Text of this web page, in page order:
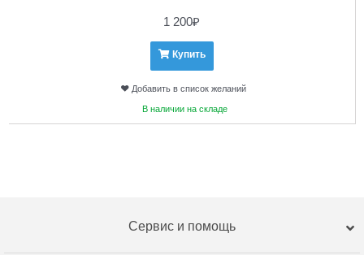
1 200₽
Купить
Добавить в список желаний
В наличии на складе
Сервис и помощь